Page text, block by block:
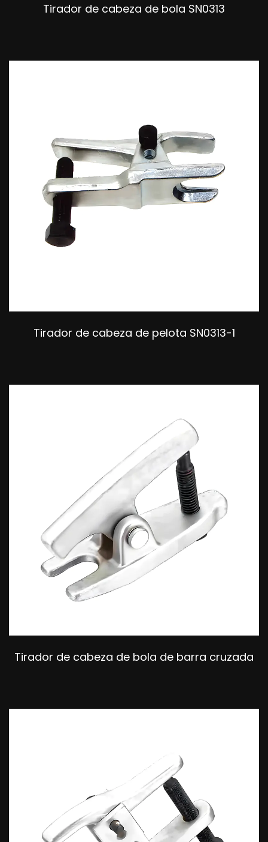
Tirador de cabeza de bola SN0313
Tirador de cabeza de pelota SN0313-1
Tirador de cabeza de bola de barra cruzada